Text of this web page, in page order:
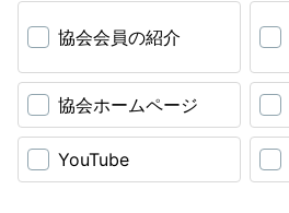
協会会員の紹介
協会ホームページ
YouTube